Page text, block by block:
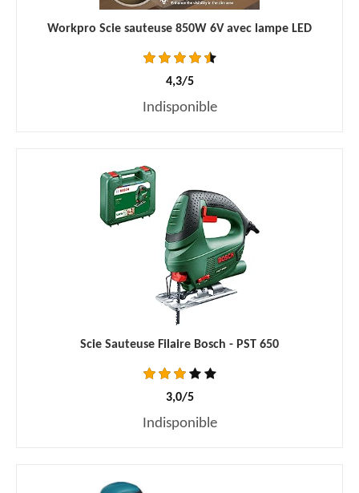
Workpro Scie sauteuse 850W 6V avec lampe LED
4,3/5
Indisponible
Scie Sauteuse Filaire Bosch - PST 650
3,0/5
Indisponible